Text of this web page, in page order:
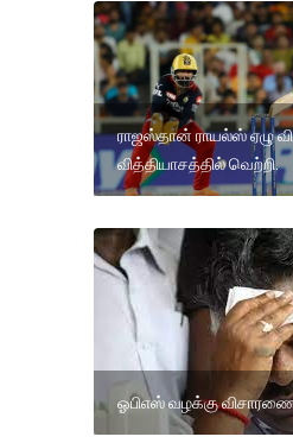
ராஜஸ்தான் ராயல்ஸ் ஏழு
வித்தியாசத்தில் வெற்றி.
ஓபிஎஸ் வழக்கு